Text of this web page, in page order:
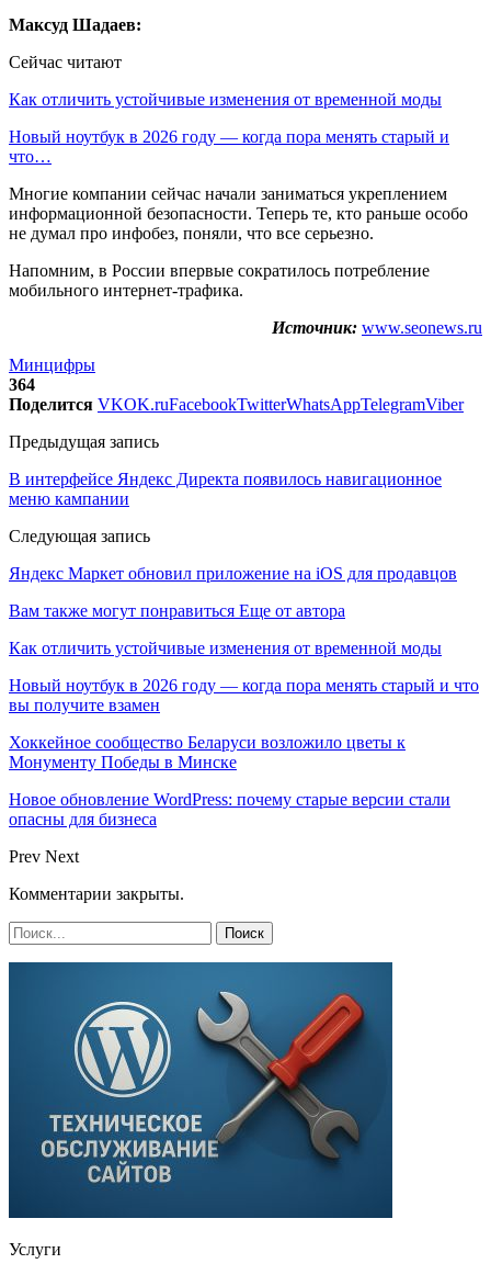
Максуд Шадаев:
Сейчас читают
Как отличить устойчивые изменения от временной моды
Новый ноутбук в 2026 году — когда пора менять старый и
что…
Многие компании сейчас начали заниматься укреплением
информационной безопасности. Теперь те, кто раньше особо
не думал про инфобез, поняли, что все серьезно.
Напомним, в России впервые сократилось потребление
мобильного интернет-трафика.
Источник: www.seonews.ru
Минцифры
364
Поделится VKOK.ruFacebookTwitterWhatsAppTelegramViber
Предыдущая запись
В интерфейсе Яндекс Директа появилось навигационное
меню кампании
Следующая запись
Яндекс Маркет обновил приложение на iOS для продавцов
Вам также могут понравиться Еще от автора
Как отличить устойчивые изменения от временной моды
Новый ноутбук в 2026 году — когда пора менять старый и что
вы получите взамен
Хоккейное сообщество Беларуси возложило цветы к
Монументу Победы в Минске
Новое обновление WordPress: почему старые версии стали
опасны для бизнеса
Prev Next
Комментарии закрыты.
Услуги